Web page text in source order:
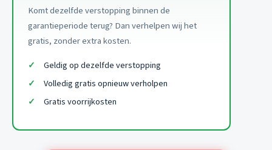
Komt dezelfde verstopping binnen de
garantieperiode terug? Dan verhelpen wij het
gratis, zonder extra kosten.
Geldig op dezelfde verstopping
Volledig gratis opnieuw verholpen
Gratis voorrijkosten